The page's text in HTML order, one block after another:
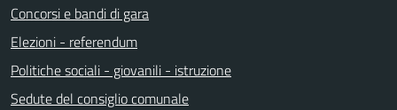
Concorsi e bandi di gara
Elezioni - referendum
Politiche sociali - giovanili - istruzione
Sedute del consiglio comunale